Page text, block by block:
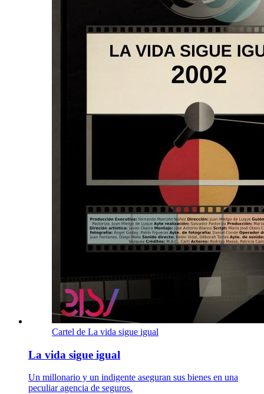
Cartel de La vida sigue igual
La vida sigue igual
Un millonario y un indigente aseguran sus bienes en una
peculiar agencia de seguros.